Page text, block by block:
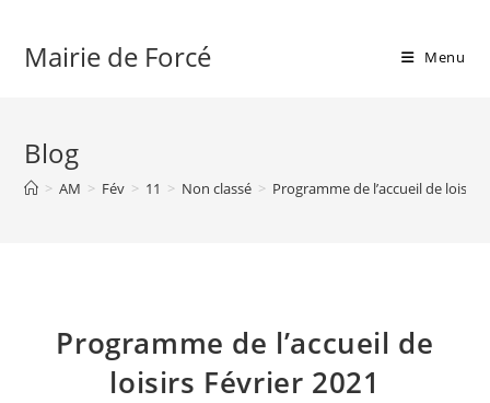
contentMairie de Forcé Menu
Blog
> AM > Fév > 11 > Non classé > Programme de l’accueil de loisirs
Programme de l’accueil de
loisirs Février 2021